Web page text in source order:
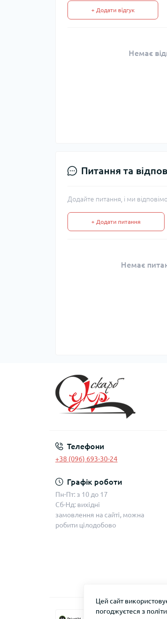
+ Додати відгук
Немає
Питання та
Додайте питання, і ми
+ Додати питання
Немає
Телефони
+38 (096) 693-30-24
Графік роботи
Пн-Пт: з 10 до 17
Сб-Нд: вихідні
замовлення на сайті, можна
робити цілодобово
Цей сайт
погоджуєтеся з